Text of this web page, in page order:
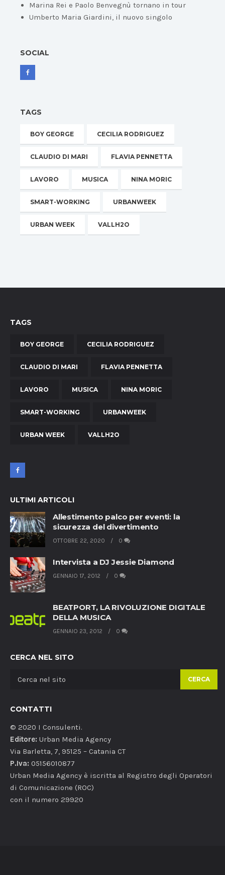
Marina Rei e Paolo Benvegnù tornano in tour
Umberto Maria Giardini, il nuovo singolo
SOCIAL
TAGS
BOY GEORGE CECILIA RODRIGUEZ
CLAUDIO DI MARI FLAVIA PENNETTA
LAVORO MUSICA NINA MORIC
SMART-WORKING URBANWEEK
URBAN WEEK VALLH2O
TAGS
BOY GEORGE CECILIA RODRIGUEZ
CLAUDIO DI MARI FLAVIA PENNETTA
LAVORO MUSICA NINA MORIC
SMART-WORKING URBANWEEK
URBAN WEEK VALLH2O
ULTIMI ARTICOLI
Allestimento palco per eventi: la
sicurezza del divertimento
OTTOBRE 22, 2020 0
Intervista a DJ Jessie Diamond
GENNAIO 17, 2012 0
BEATPORT, LA RIVOLUZIONE DIGITALE
DELLA MUSICA
GENNAIO 23, 2012 0
CERCA NEL SITO
CERCA
CONTATTI
© 2020 I Consulenti.
Editore: Urban Media Agency
Via Barletta, 7, 95125 – Catania CT
P.Iva: 05156010877
Urban Media Agency è iscritta al Registro degli Operatori
di Comunicazione (ROC)
con il numero 29920